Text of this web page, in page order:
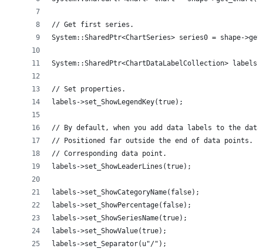
// Get first series.
System::SharedPtr<ChartSeries> series0 = shape-
System::SharedPtr<ChartDataLabelCollection>
// Set properties.
labels->set_ShowLegendKey(true);
// By default, when you add data labels to the
// Positioned far outside the end of data points.
// Corresponding data point.
labels->set_ShowLeaderLines(true);
labels->set_ShowCategoryName(false);
labels->set_ShowPercentage(false);
labels->set_ShowSeriesName(true);
labels->set_ShowValue(true);
labels->set_Separator(u"/");